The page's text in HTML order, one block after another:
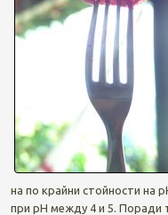
на по крайни стойности на
при pH между 4 и 5. Поради